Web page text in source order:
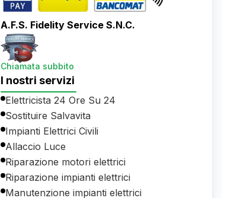
A.F.S. Fidelity Service S.N.C.
Chiamata subbito
I nostri servizi
Elettricista 24 Ore Su 24
Sostituire Salvavita
Impianti Elettrici Civili
Allaccio Luce
Riparazione motori elettrici
Riparazione impianti elettrici
Manutenzione impianti elettrici